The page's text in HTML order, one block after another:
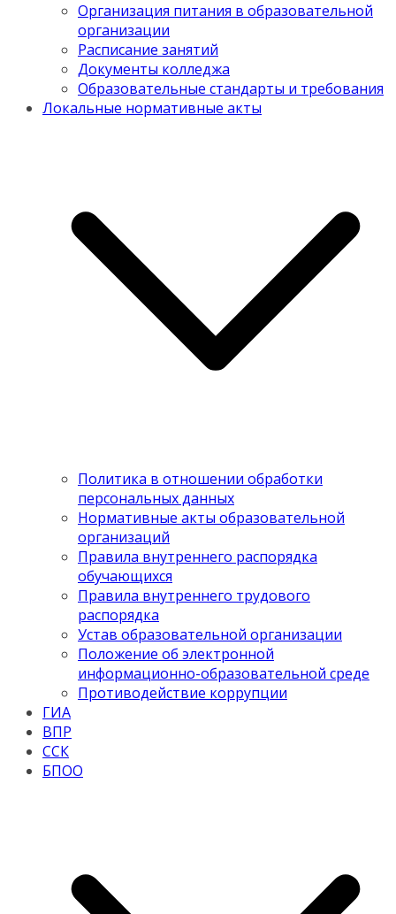
Организация питания в образовательной
организации
Расписание занятий
Документы колледжа
Образовательные стандарты и требования
Локальные нормативные акты
Политика в отношении обработки
персональных данных
Нормативные акты образовательной
организаций
Правила внутреннего распорядка
обучающихся
Правила внутреннего трудового
распорядка
Устав образовательной организации
Положение об электронной
информационно-образовательной среде
Противодействие коррупции
ГИА
ВПР
ССК
БПОО